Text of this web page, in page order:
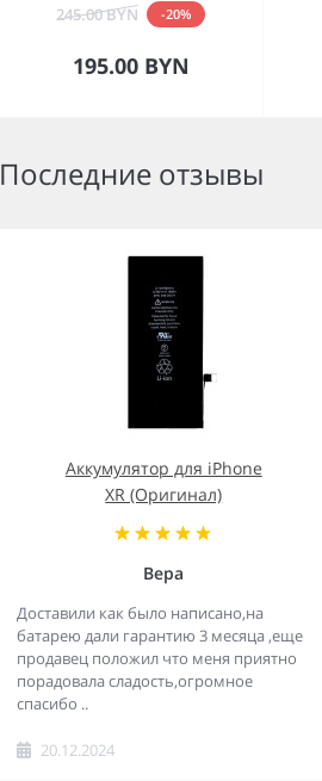
245.00 BYN -20%
195.00 BYN
В корзину
Последние отзывы
Аккумулятор для iPhone
XR (Оригинал)
Вера
Доставили как было написано,на
батарею дали гарантию 3 месяца ,еще
продавец положил что меня приятно
порадовала сладость,огромное
спасибо ..
20.12.2024